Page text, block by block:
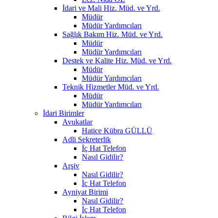
İdari ve Mali Hiz. Müd. ve Yrd.
Müdür
Müdür Yardımcıları
Sağlık Bakım Hiz. Müd. ve Yrd.
Müdür
Müdür Yardımcıları
Destek ve Kalite Hiz. Müd. ve Yrd.
Müdür
Müdür Yardımcıları
Teknik Hizmetler Müd. ve Yrd.
Müdür
Müdür Yardımcıları
İdari Birimler
Avukatlar
Hatice Kübra GÜLLÜ
Adli Sekreterlik
İç Hat Telefon
Nasıl Gidilir?
Arşiv
Nasıl Gidilir?
İç Hat Telefon
Ayniyat Birimi
Nasıl Gidilir?
İç Hat Telefon